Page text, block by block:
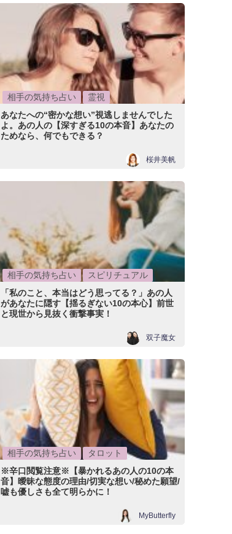
相手の気持ち占い
霊視
あなたへの“密かな想い”視逃しませんでした
よ。あの人の【深すぎる10の本音】あなたの
ためなら、何でもできる？
桜井美帆
相手の気持ち占い
スピリチュアル
「私のこと、本当はどう思ってる？」あの人
があなたに隠す【揺るぎない10の本心】前世
と現世から見抜く衝撃事実！
双子魔女
相手の気持ち占い
タロット
※辛口閲覧注意※【暴かれるあの人の10の本
音】曖昧な態度の理由/切実な想い/秘めた願望/
嘘も優しさも全て明らかに！
MyButterfly